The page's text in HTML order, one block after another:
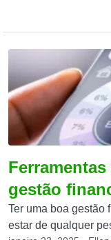
gestão
Ter uma boa gestão
estar de qualquer